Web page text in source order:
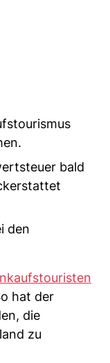
bald
den
hat der
die
zu